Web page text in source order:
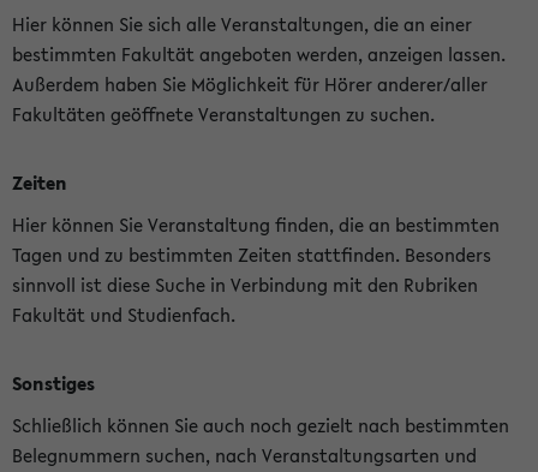
Hier können Sie sich alle Veranstaltungen, die an einer
bestimmten Fakultät angeboten werden, anzeigen lassen.
Außerdem haben Sie Möglichkeit für Hörer anderer/aller
Fakultäten geöffnete Veranstaltungen zu suchen.
Zeiten
Hier können Sie Veranstaltung finden, die an bestimmten
Tagen und zu bestimmten Zeiten stattfinden. Besonders
sinnvoll ist diese Suche in Verbindung mit den Rubriken
Fakultät und Studienfach.
Sonstiges
Schließlich können Sie auch noch gezielt nach bestimmten
Belegnummern suchen, nach Veranstaltungsarten und